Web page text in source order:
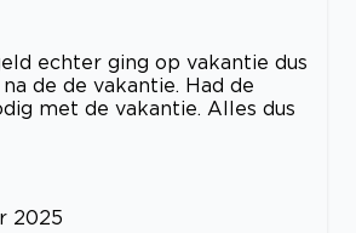
echter ging op vakantie dus
de de vakantie. Had de
met de vakantie. Alles dus
2025